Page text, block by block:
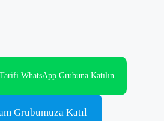
WhatsApp Grubuna Katılın
Grubumuza Katıl